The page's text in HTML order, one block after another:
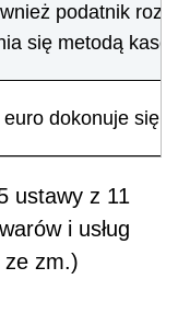
podatnik
się metodą
dokonuje się
ustawy z 11
i usług
zm.)